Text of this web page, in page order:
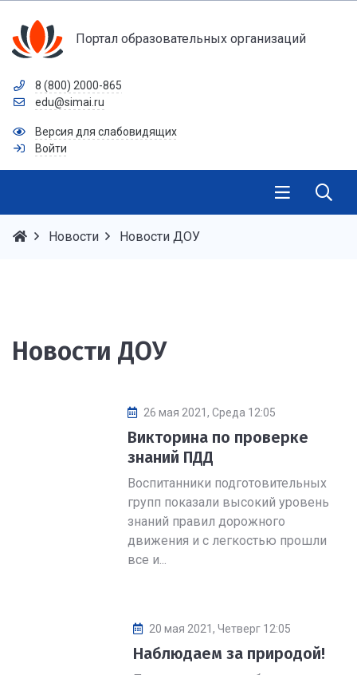
Портал образовательных организаций
8 (800) 2000-865
edu@simai.ru
Версия для слабовидящих
Войти
Новости Новости ДОУ
Новости ДОУ
26 мая 2021, Среда 12:05
Викторина по проверке
знаний ПДД
Воспитанники подготовительных
групп показали высокий уровень
знаний правил дорожного
движения и с легкостью прошли
все и...
20 мая 2021, Четверг 12:05
Наблюдаем за природой!